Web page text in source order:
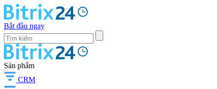
Bắt đầu ngay
Sản phẩm
CRM